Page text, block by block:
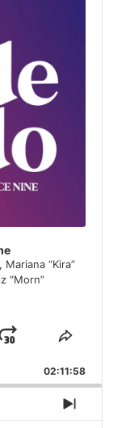
“Kira”
“Morn”
Jump
Forward
Share
Episode
02:11:58
Next